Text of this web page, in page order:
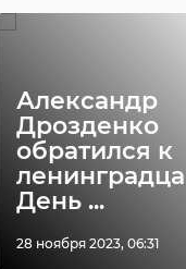
Александр
Дрозденко
обратился к
День ...
28 ноября 2023, 06:31